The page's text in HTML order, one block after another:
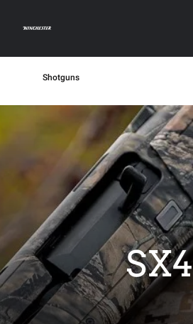
Shotguns
SX4